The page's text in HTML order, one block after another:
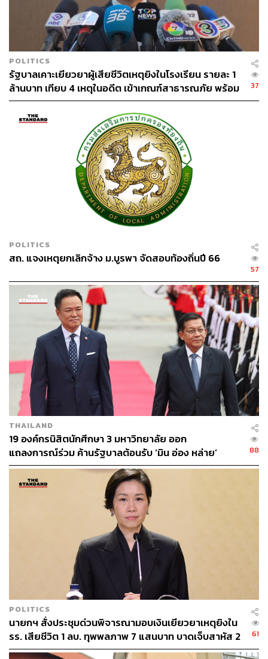
นายกรัฐมนตรี ยังมอบนโยบายสำคัญ คือ การปราบปราม
แก้ไขปัญหายาเสพติด สิ่งที่ตนดูแลควบคุมไม่ได้คือชุมชน
เนื่องจากเป็นหน้าที่ของกำนัน ผู้ใหญ่บ้าน และองค์กร
ปกครองส่วนท้องถิ่น ส่วนการปราบปรามการลำเลียงถือเป็น
หน้าที่ของรัฐบาลที่จะอำนวยความสะดวกในการปราบปราม
รวมทั้งการเพิ่มศักยภาพในการป้องกันสาธารณภัย โดย
และกรมส่งเสริมการปกครองท้องถิ่น ซึ่งการเป็นผู้ใหญ่บ้าน
เป็นผู้บริหารในระดับแรก สามารถประกาศภัยพิบัติได้ในพื้นที่
ไม่จำเป็นต้องรอผู้ว่าราชการจังหวัด
พร้อมระบุว่า ได้หารือกับผู้ว่าการตรวจเงินแผ่นดินอย่าง
จริงจัง กับสิ่งที่เป็นกังวลจากผู้ใหญ่บ้านว่าจะมานั่งตรวจสอบ
เมื่อน้ำท่วม ดินถล่ม ถนนขาด ซึ่งได้บอกไปว่าท้องถิ่นไม่มี
เวลาประเมินสถานการณ์ หรืออาจติดต่อผู้ว่าราชการจังหวัด
เงินแผ่นดินว่าให้ดำเนินการได้ แต่เจตนาต้องสุจริต การ
ดำเนินการต้องอธิบายได้ว่าเป็นการช่วยเหลือประชาชน ซึ่ง
สิ่งเหล่านี้สามารถตรวจสอบได้ว่างบประมาณที่เบิกไปได้ใช้
ในภารกิจอย่างคุ้มค่าหรือไม่
“หากมีเจตนารมณ์เพื่อบำบัดทุกข์บำรุงสุขให้กับประชาชน
แล้ว รัฐบาลจะไม่ให้ใครมาเอาผิดกับท่านได้ หากพวกท่าน
สุจริตจริง เพราะหากท่านผิดทีเดียว ระบบการปกครองจบสิ้น
ช่วยเหลือชาวบ้านเวลาที่ชาวบ้านต้องการไม่ได้ แล้วจะมี
รัฐบาลไว้ทำไม มีกระทรวงมหาดไทย กำนัน ผู้ใหญ่บ้านไว้
ทำไม จะไปต่างอะไรกับการเป็นลูกบ้าน”
ส่วนเรื่องอาชญากรรม ขอให้เท่าทันกับการทำอาชญากรรม
ใหม่ๆ ทั้งการค้ามนุษย์ สแกมเมอร์ ประชาชนบางคนถูก
หลอกก็ถึงขั้นหมดเนื้อหมดตัว อดีตข้าราชการหลายคนก็โดน
มาแล้ว จึงต้องมีการตัดไฟตั้งแต่ต้นลม รัฐบาลได้ปราบปราม
เครือข่าย แต่ขอให้กำนัน ผู้ใหญ่บ้านช่วยบอกกับชาวบ้านว่า
การที่จะเรียกว่า สามล้อถูกหวย เป็นไปไม่ได้
นายกรัฐมนตรี กล่าวต่อ ในส่วนที่เกี่ยวกับเศรษฐกิจชุมชน ลด
รายจ่าย-เพิ่มรายได้ สนับสนุนนโยบายเพิ่มเศรษฐกิจของ
รัฐบาล ซึ่งในต้นเดือนมิถุนายนจะมีโครงการ “ไทยช่วยไทย
พลัส” ประชาชนต้องไปขึ้นทะเบียน เพื่อได้รับสิทธิใน
โครงการ แต่ไม่ใช่โครงการคนละครึ่ง แต่มันเป็น 60:40 ที่
ประชาชนออก 40% และรัฐจ่ายสมทบอีก 60% ซึ่งเงินเหล่านี้
ก็จะช่วยเยียวยาให้ประชาชนสามารถจับจ่ายใช้สอยได้มาก
ขึ้น ได้ของมากขึ้นโดยใช้เงินลดลง โดยรัฐบาลและประชาชน
มีส่วนร่วมในระบบการเงินที่ถูกต้อง และต้องอยู่ในระบบของ
การเสียภาษี ซึ่งการทำทุกอย่างก็ต้องมีความโปร่งใส และเป็น
POLITICS
รัฐบาลเคาะเยียวยาผู้เสียชีวิตเหตุยิงในโรงเรียน รายละ 1
ล้านบาท เทียบ 4 เหตุในอดีต เข้าเกณฑ์สาธารณภัย พร้อม
เร่งจ่ายโดยเร็ว
37
POLITICS
สถ. แจงเหตุยกเลิกจ้าง ม.บูรพา จัดสอบท้องถิ่นปี 66
57
THAILAND
19 องค์กรนิสิตนักศึกษา 3 มหาวิทยาลัย ออก
แถลงการณ์ร่วม ค้านรัฐบาลต้อนรับ ‘มิน อ่อง หล่าย’
88
POLITICS
นายกฯ สั่งประชุมด่วนพิจารณามอบเงินเยียวยาเหตุยิงใน
รร. เสียชีวิต 1 ลบ. ทุพพลภาพ 7 แสนบาท บาดเจ็บสาหัส 2
แสนบาท บาดเจ็บเล็กน้อย 1 แสนบาท
61